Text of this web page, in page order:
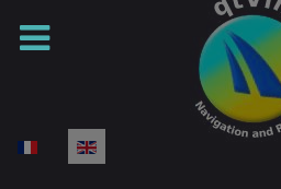
Select your language